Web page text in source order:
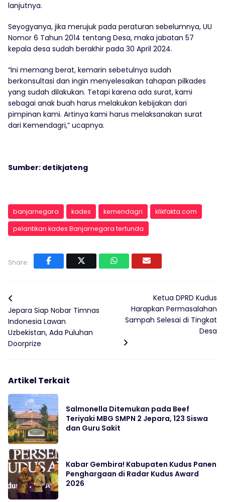
lanjutnya.
Seyogyanya, jika merujuk pada peraturan sebelumnya, UU
Nomor 6 Tahun 2014 tentang Desa, maka jabatan 57
kepala desa sudah berakhir pada 30 April 2024.
“Ini memang berat, kemarin sebetulnya sudah
berkonsultasi dan ingin menyelesaikan tahapan pilkades
yang sudah dilakukan. Tetapi karena ada surat, kami
sebagai anak buah harus melakukan kebijakan dari
pimpinan kami. Artinya kami harus melaksanakan surat
dari Kemendagri,” ucapnya.
Sumber: detikjateng
banjarnegara kades kemendagri
klikfakta.com
pelantikan kades Banjarnegara tertunda
Share:
Jepara Siap Nobar Timnas
Indonesia Lawan
Uzbekistan, Ada Puluhan
Doorprize
Ketua DPRD Kudus
Harapkan Permasalahan
Sampah Selesai di Tingkat
Desa
Artikel Terkait
Salmonella Ditemukan pada Beef
Teriyaki MBG SMPN 2 Jepara, 123 Siswa
dan Guru Sakit
Kabar Gembira! Kabupaten Kudus Panen
Penghargaan di Radar Kudus Award
2026